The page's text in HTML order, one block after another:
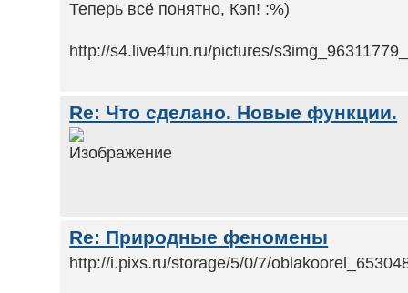
Теперь всё понятно, Кэп! :%)
http://s4.live4fun.ru/pictures/
Re: Что сделано. Новые функции.
Re: Природные феномены
http://i.pixs.ru/storage/5/0/7/